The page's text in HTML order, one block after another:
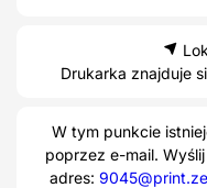
Drukarka znajduje
W tym punkcie
poprzez e-mail.
adres: